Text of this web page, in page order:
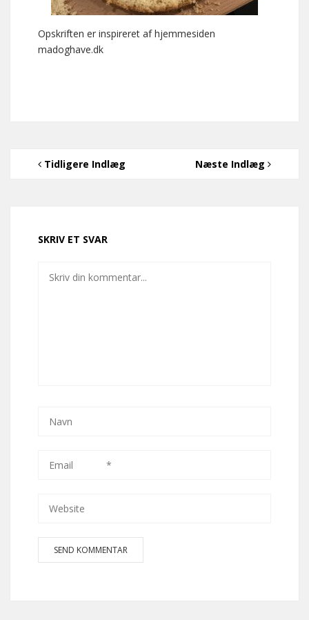
Opskriften er inspireret af hjemmesiden
madoghave.dk
Tidligere Indlæg Næste Indlæg
SKRIV ET SVAR